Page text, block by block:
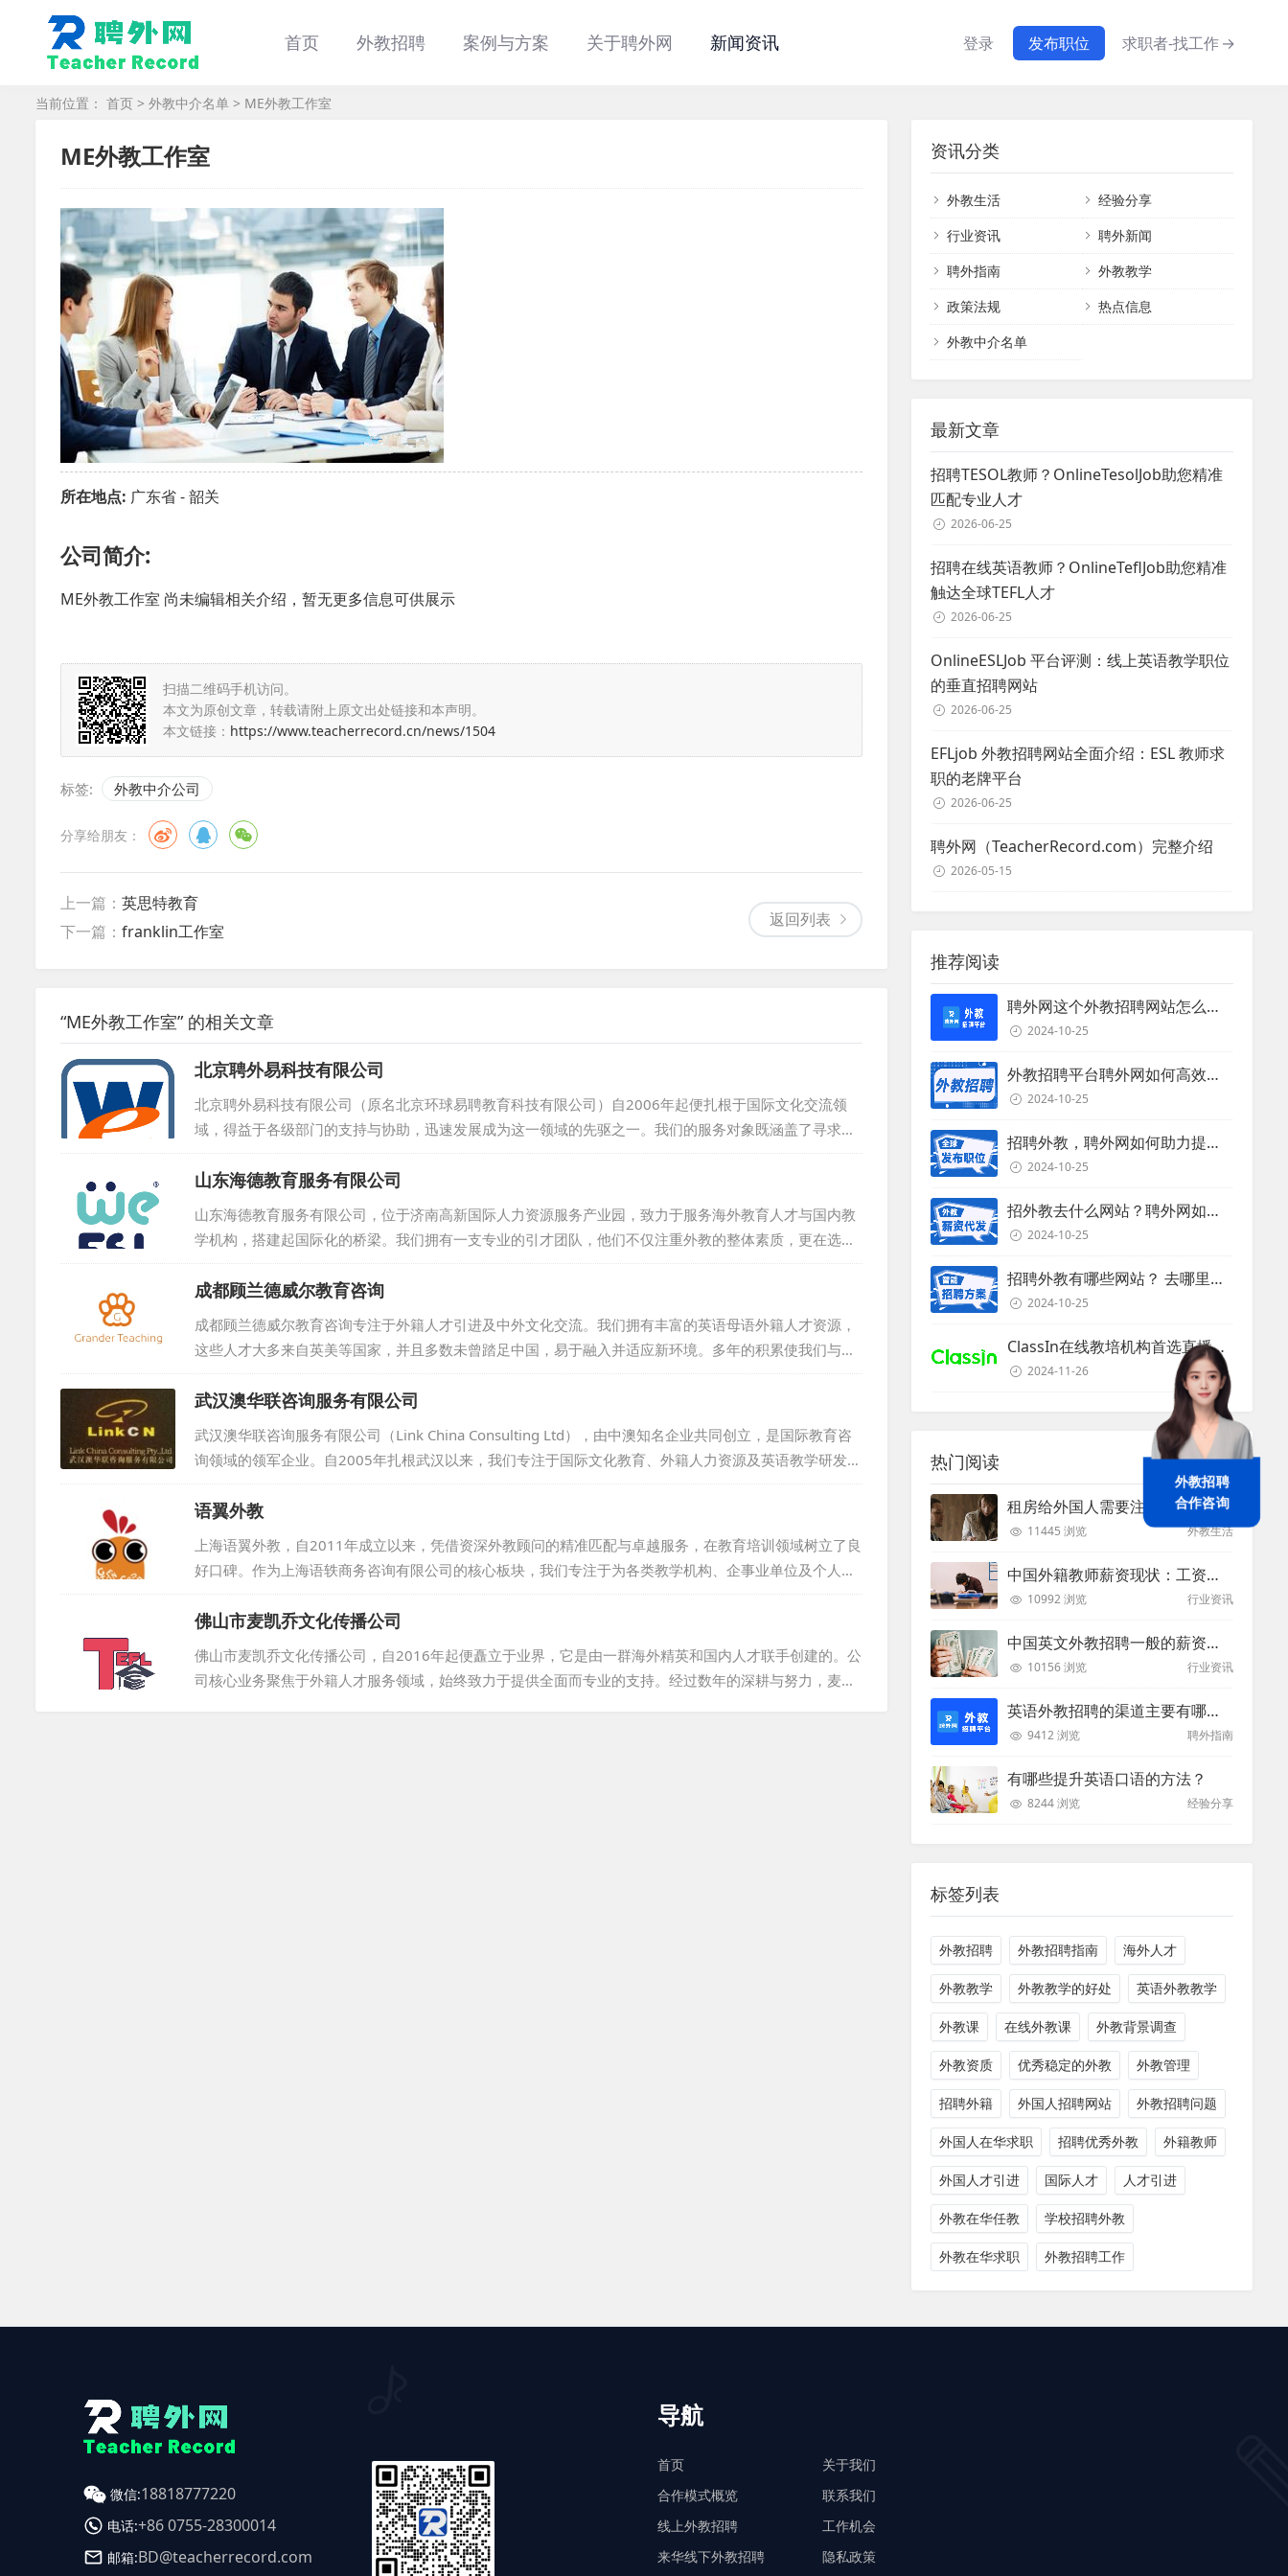
首页 外教招聘 案例与方案 关于聘外网 新闻资讯 登录 发布职位 求职者-找工作→
当前位置： 首页 > 外教中介名单 > ME外教工作室
ME外教工作室
所在地点: 广东省 - 韶关
公司简介:
ME外教工作室 尚未编辑相关介绍，暂无更多信息可供展示
扫描二维码手机访问。
本文为原创文章，转载请附上原文出处链接和本声明。
本文链接： https://www.teacherrecord.cn/news/1504
标签: 外教中介公司
分享给朋友：
返回列表
上一篇： 英思特教育
下一篇： franklin工作室
“ME外教工作室” 的相关文章
北京聘外易科技有限公司
北京聘外易科技有限公司（原名北京环球易聘教育科技有限公司）自2006年起便扎根于国际文化交流领
域，得益于各级部门的支持与协助，迅速发展成为这一领域的先驱之一。我们的服务对象既涵盖了寻求外
籍人才的企事业单位，也包括了那些希望在中国找到合适工作机会的外籍专业人才。在聘外易科技的运营
体系中，我们设有专业的信息技术研发团队和外籍人才服务团队，致力于让外教招聘变得更为便捷高效。
此外，我们还荣获了中国认证联盟颁发的行业示范企业称号，并积累了2000+教育领域的客户信任与支
持。...
山东海德教育服务有限公司
山东海德教育服务有限公司，位于济南高新国际人力资源服务产业园，致力于服务海外教育人才与国内教
学机构，搭建起国际化的桥梁。我们拥有一支专业的引才团队，他们不仅注重外教的整体素质，更在选拔
过程中严格把关，确保外教水平达到高标准。我们的目标，是减轻用才机构的用人压力，降低用人风险，
让每一位合作伙伴都能安心、放心。作为一家靠谱的外教中介机构，我们始终坚守诚信、专业、高效的服
务宗旨，努力为各方创造更多的价值。山东海德，愿与您携手共创美好未来，共同书写国际教育的华
章！...
成都顾兰德威尔教育咨询
成都顾兰德威尔教育咨询专注于外籍人才引进及中外文化交流。我们拥有丰富的英语母语外籍人才资源，
这些人才大多来自英美等国家，并且多数未曾踏足中国，易于融入并适应新环境。多年的积累使我们与众
多国外机构和个人建立了紧密合作关系，确保能够长期稳定地提供优秀人才。我们的服务收费合理，符合
市场行情。如果您有招聘需求，无论是学校还是其他机构，都可与我们取得联系，我们将为您提供详细的
信息和专业的咨询，共同推动中外文化交流与教育事业的发展。...
武汉澳华联咨询服务有限公司
武汉澳华联咨询服务有限公司（Link China Consulting Ltd），由中澳知名企业共同创立，是国际教育咨
询领域的领军企业。自2005年扎根武汉以来，我们专注于国际文化教育、外籍人力资源及英语教学研发，
提供一站式综合服务。在澳洲昆士兰布里斯班，我们也设有分支机构，拓展全球视野。经过多年努力，我
们在国际教育咨询、外教教材研发、企业商务培训等领域成果斐然，广受国内外客户好评。我们持有国家
外专局颁发的资质证书，确保服务专业合法。澳华联团队汇聚中外精英，以专业知识与技能，高效服务各
类客户。我们整合国内外资源，发...
语翼外教
上海语翼外教，自2011年成立以来，凭借资深外教顾问的精准匹配与卓越服务，在教育培训领域树立了良
好口碑。作为上海语轶商务咨询有限公司的核心板块，我们专注于为各类教学机构、企事业单位及个人提
供一对一英语外教服务。我们严格筛选每一位外教候选人，本地外教必经面对面面试与Demo展示，外地
外教则通过电话或网络面试。我们杜绝随意推荐，确保深入了解每位外教的背景与期望。我们对外教候选
人要求严格，必须是来自英美加澳等母语国家的专业人士，持有相关教师资格证，并拥有至少两年教学经
验。在服务期间，无论何种原因解约，我们都将提供无限次免...
佛山市麦凯乔文化传播公司
佛山市麦凯乔文化传播公司，自2016年起便矗立于业界，它是由一群海外精英和国内人才联手创建的。公
司核心业务聚焦于外籍人才服务领域，始终致力于提供全面而专业的支持。经过数年的深耕与努力，麦凯
资讯分类
外教生活
经验分享
行业资讯
聘外新闻
聘外指南
外教教学
政策法规
热点信息
外教中介名单
最新文章
招聘TESOL教师？OnlineTesolJob助您精准
匹配专业人才
2026-06-25
招聘在线英语教师？OnlineTeflJob助您精准
触达全球TEFL人才
2026-06-25
OnlineESLJob 平台评测：线上英语教学职位
的垂直招聘网站
2026-06-25
EFLjob 外教招聘网站全面介绍：ESL 教师求
职的老牌平台
2026-06-25
聘外网（TeacherRecord.com）完整介绍
2026-05-15
推荐阅读
聘外网这个外教招聘网站怎么样？
2024-10-25
外教招聘平台聘外网如何高效招聘外教？
2024-10-25
招聘外教，聘外网如何助力提升招聘效率？
2024-10-25
招外教去什么网站？聘外网如何助力企业外教招聘
2024-10-25
招聘外教有哪些网站？ 去哪里招聘外教？
2024-10-25
ClassIn在线教培机构首选直播课堂服务商
2024-11-26
热门阅读
租房给外国人需要注意些什么？
11445 浏览 外教生活
中国外籍教师薪资现状：工资和待遇都非常高
10992 浏览 行业资讯
中国英文外教招聘一般的薪资是多少？
10156 浏览 行业资讯
英语外教招聘的渠道主要有哪些？
9412 浏览 聘外指南
有哪些提升英语口语的方法？
8244 浏览 经验分享
标签列表
外教招聘 外教招聘指南 海外人才
外教教学 外教教学的好处 英语外教教学
外教课 在线外教课 外教背景调查
外教资质 优秀稳定的外教 外教管理
招聘外籍 外国人招聘网站 外教招聘问题
外国人在华求职 招聘优秀外教 外籍教师
外国人才引进 国际人才 人才引进
外教在华任教 学校招聘外教
外教在华求职 外教招聘工作
微信:18818777220
电话:+86 0755-28300014
邮箱:BD@teacherrecord.com
导航
首页
合作模式概览
线上外教招聘
来华线下外教招聘
关于我们
联系我们
工作机会
隐私政策
外教招聘
合作咨询